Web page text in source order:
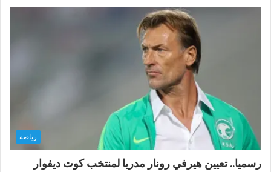
رياضة
رسميا.. تعيين هيرفي رونار مدربا لمنتخب كوت ديفوار